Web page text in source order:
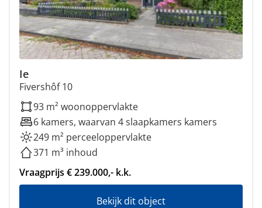
Ie
Fivershôf 10
93 m² woonoppervlakte
6 kamers, waarvan 4 slaapkamers kamers
249 m² perceeloppervlakte
371 m³ inhoud
Vraagprijs € 239.000,- k.k.
Bekijk dit object